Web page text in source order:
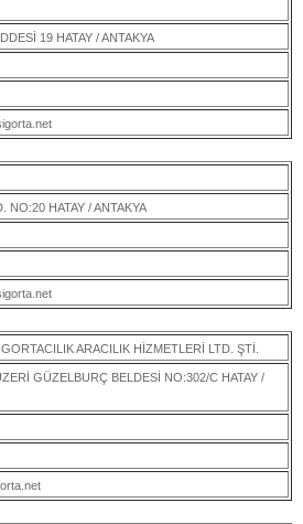
19 HATAY / ANTAKYA
NO:20 HATAY / ANTAKYA
ARACILIK HİZMETLERİ LTD. ŞTİ.
GÜZELBURÇ BELDESİ NO:302/C HATAY /